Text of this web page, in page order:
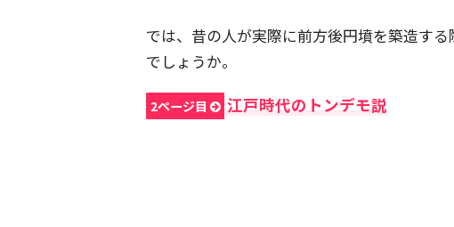
では、昔の人が実際に前方後円墳を築造す
でしょうか。
2ページ目 江戸時代のトンデモ説